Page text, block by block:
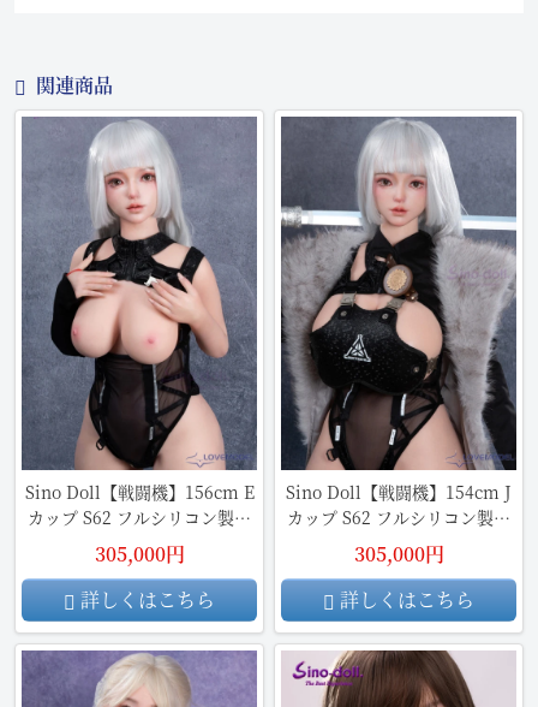
関連商品
Sino Doll【戦闘機】156cm E
カップ S62 フルシリコン製ラ
ブドール
305,000円
詳しくはこちら
Sino Doll【戦闘機】154cm J
カップ S62 フルシリコン製ラ
ブドール
305,000円
詳しくはこちら